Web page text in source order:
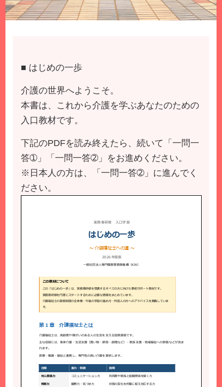
■ はじめの一歩
介護の世界へようこそ。
本書は、これから介護を学ぶあなたのための
入口教材です。
下記のPDFを読み終えたら、続いて「一問一
答➀」「一問一答➁」をお進めください。
※日本人の方は、「一問一答➁」に進んでく
ださい。